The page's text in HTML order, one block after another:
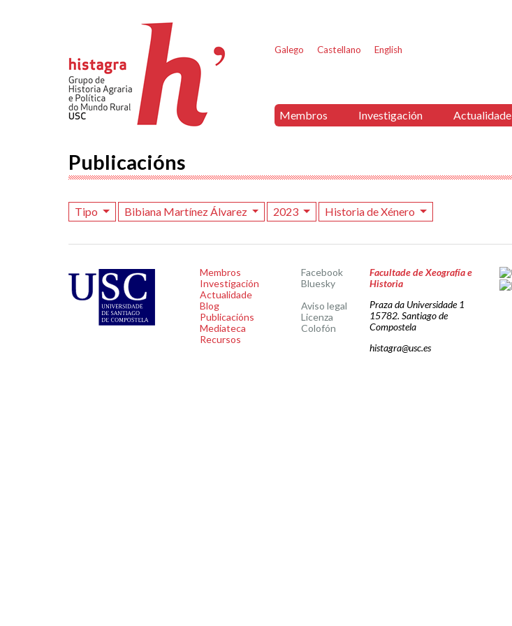
Galego Castellano English
Membros Investigación Actualidade
Publicacións
Tipo Bibiana Martínez Álvarez 2023 Historia de Xénero
Membros
Investigación
Actualidade
Blog
Publicacións
Mediateca
Recursos
Facebook
Bluesky
Aviso legal
Licenza
Colofón
Facultade de Xeografía e
Historia
Praza da Universidade 1
15782. Santiago de
Compostela
histagra@usc.es